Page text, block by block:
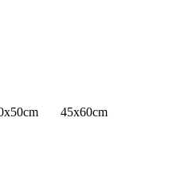
45x60cm